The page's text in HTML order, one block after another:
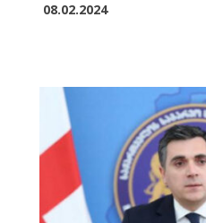
08.02.2024